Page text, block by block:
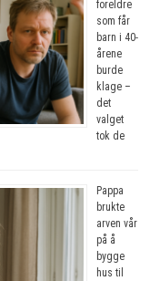
foreldre
som får
barn i 40-
årene
burde
klage –
det
valget
tok de
Pappa
brukte
arven vår
på å
bygge
hus til